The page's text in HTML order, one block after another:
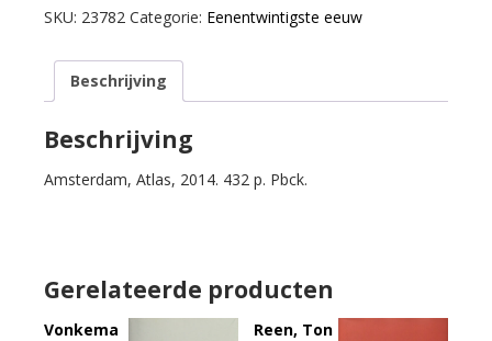
Geen
voor
Proust.
aantal
SKU: 23782 Categorie: Eenentwintigste eeuw
Beschrijving
Beschrijving
Amsterdam, Atlas, 2014. 432 p. Pbck.
Gerelateerde producten
Vonkema
Reen, Ton